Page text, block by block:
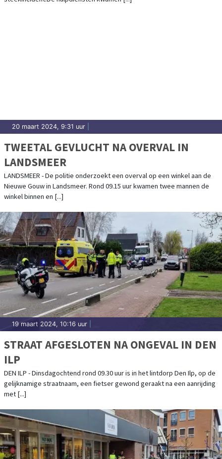
20 maart 2024, 9:31 uur
TWEETAL GEVLUCHT NA OVERVAL IN
LANDSMEER
LANDSMEER - De politie onderzoekt een overval op een winkel aan de
Nieuwe Gouw in Landsmeer. Rond 09.15 uur kwamen twee mannen de
winkel binnen en [...]
19 maart 2024, 10:16 uur
STRAAT AFGESLOTEN NA ONGEVAL IN DEN
ILP
DEN ILP - Dinsdagochtend rond 09.30 uur is in het lintdorp Den Ilp, op de
gelijknamige straatnaam, een fietser gewond geraakt na een aanrijding
met [...]